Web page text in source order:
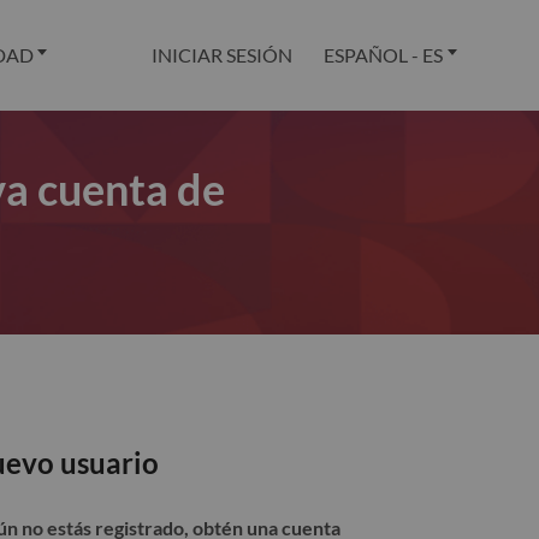
INICIAR SESIÓN ESPAÑOL - ES
cuenta de
usuario
no estás registrado, obtén una cuenta